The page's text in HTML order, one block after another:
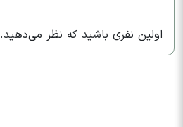
اولین نفری باشید که نظر می‌دهید.